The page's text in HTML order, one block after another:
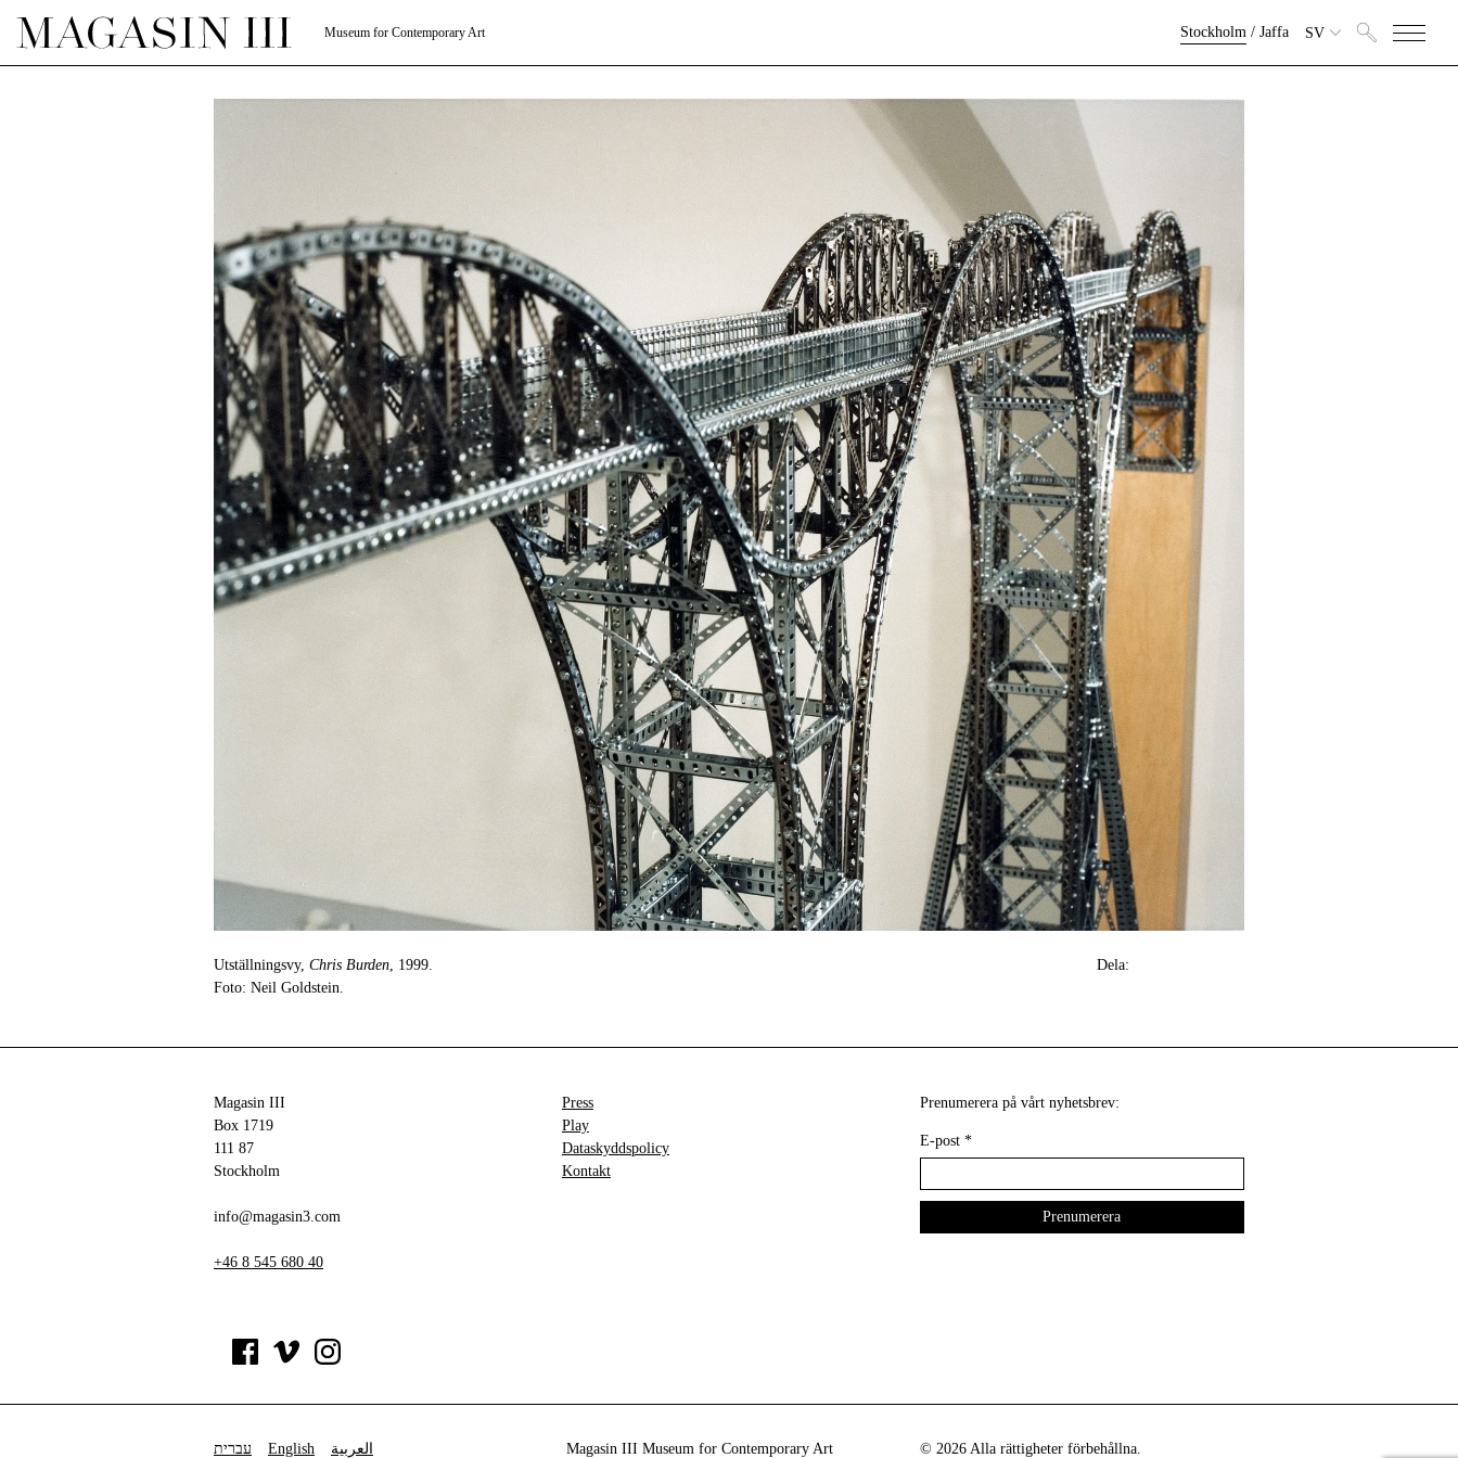
Museum for Contemporary Art Stockholm/ Jaffa SV
Utställningsvy, Chris Burden , 1999.
Foto: Neil Goldstein.
Dela:
Magasin III
Box 1719
111 87
Stockholm
info@magasin3.com
+46 8 545 680 40
Press
Play
Dataskyddspolicy
Kontakt
Prenumerera på vårt nyhetsbrev:
E-post *
עברית English العربية Magasin III Museum for Contemporary Art © 2026 Alla rättigheter förbehållna.